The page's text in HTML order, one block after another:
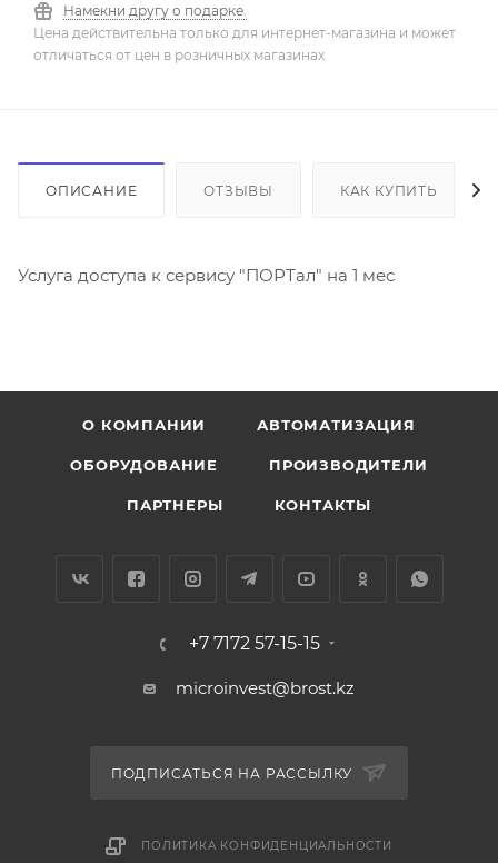
Намекни другу о подарке.
Цена действительна только для интернет-магазина и может
отличаться от цен в розничных магазинах
ОПИСАНИЕ ОТЗЫВЫ КАК КУПИТЬ
Услуга доступа к сервису "ПОРТал" на 1 мес
О КОМПАНИИ АВТОМАТИЗАЦИЯ
ОБОРУДОВАНИЕ ПРОИЗВОДИТЕЛИ
ПАРТНЕРЫ КОНТАКТЫ
+7 7172 57-15-15
microinvest@brost.kz
ПОДПИСАТЬСЯ НА РАССЫЛКУ
ПОЛИТИКА КОНФИДЕНЦИАЛЬНОСТИ